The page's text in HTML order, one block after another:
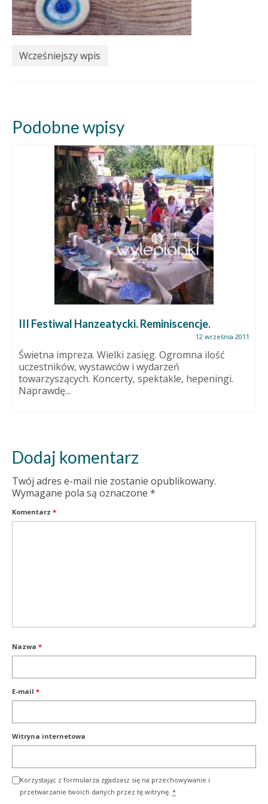
Wcześniejszy wpis
Podobne wpisy
III Festiwal Hanzeatycki. Reminiscencje.
12 września 2011
Świetna impreza. Wielki zasięg. Ogromna ilość
uczestników, wystawców i wydarzeń
towarzyszących. Koncerty, spektakle, hepeningi.
Naprawdę...
Dodaj komentarz
Twój adres e-mail nie zostanie opublikowany.
Wymagane pola są oznaczone *
Komentarz *
Nazwa *
E-mail *
Witryna internetowa
Korzystając z formularza zgadzasz się na przechowywanie i
przetwarzanie twoich danych przez tę witrynę. *